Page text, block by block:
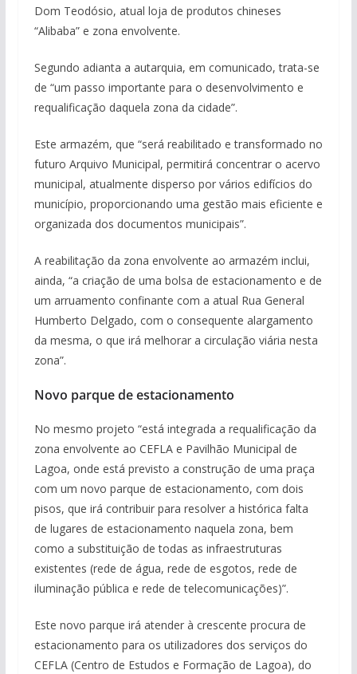
Dom Teodósio, atual loja de produtos chineses
“Alibaba” e zona envolvente.
Segundo adianta a autarquia, em comunicado, trata-se
de “um passo importante para o desenvolvimento e
requalificação daquela zona da cidade”.
Este armazém, que “será reabilitado e transformado no
futuro Arquivo Municipal, permitirá concentrar o acervo
municipal, atualmente disperso por vários edifícios do
município, proporcionando uma gestão mais eficiente e
organizada dos documentos municipais”.
A reabilitação da zona envolvente ao armazém inclui,
ainda, “a criação de uma bolsa de estacionamento e de
um arruamento confinante com a atual Rua General
Humberto Delgado, com o consequente alargamento
da mesma, o que irá melhorar a circulação viária nesta
zona”.
Novo parque de estacionamento
No mesmo projeto “está integrada a requalificação da
zona envolvente ao CEFLA e Pavilhão Municipal de
Lagoa, onde está previsto a construção de uma praça
com um novo parque de estacionamento, com dois
pisos, que irá contribuir para resolver a histórica falta
de lugares de estacionamento naquela zona, bem
como a substituição de todas as infraestruturas
existentes (rede de água, rede de esgotos, rede de
iluminação pública e rede de telecomunicações)”.
Este novo parque irá atender à crescente procura de
estacionamento para os utilizadores dos serviços do
CEFLA (Centro de Estudos e Formação de Lagoa), do